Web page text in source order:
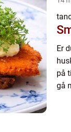
Er
på
gå